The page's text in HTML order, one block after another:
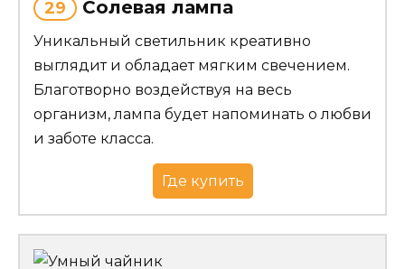
29 Солевая лампа
Уникальный светильник креативно
выглядит и обладает мягким свечением.
Благотворно воздействуя на весь
организм, лампа будет напоминать о любви
и заботе класса.
Где купить